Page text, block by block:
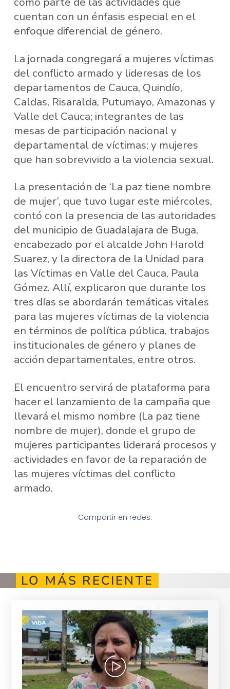
cuentan con un énfasis especial en el
enfoque diferencial de género.
La jornada congregará a mujeres víctimas
del conflicto armado y lideresas de los
departamentos de Cauca, Quindío,
Caldas, Risaralda, Putumayo, Amazonas y
Valle del Cauca; integrantes de las
mesas de participación nacional y
departamental de víctimas; y mujeres
que han sobrevivido a la violencia sexual.
La presentación de ‘La paz tiene nombre
de mujer’, que tuvo lugar este miércoles,
contó con la presencia de las autoridades
del municipio de Guadalajara de Buga,
encabezado por el alcalde John Harold
Suarez, y la directora de la Unidad para
las Víctimas en Valle del Cauca, Paula
Gómez. Allí, explicaron que durante los
tres días se abordarán temáticas vitales
para las mujeres víctimas de la violencia
en términos de política pública, trabajos
institucionales de género y planes de
acción departamentales, entre otros.
El encuentro servirá de plataforma para
hacer el lanzamiento de la campaña que
llevará el mismo nombre (La paz tiene
nombre de mujer), donde el grupo de
mujeres participantes liderará procesos y
actividades en favor de la reparación de
las mujeres víctimas del conflicto
armado.
Compartir en redes:
LO MÁS RECIENTE